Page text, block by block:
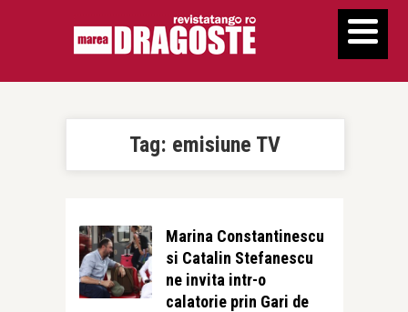
Tag: emisiune TV
Marina Constantinescu
si Catalin Stefanescu
ne invita intr-o
calatorie prin Gari de